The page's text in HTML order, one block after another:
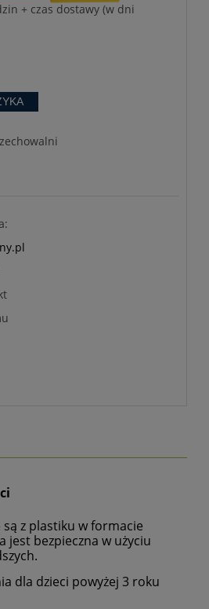
+ czas dostawy (w dni
są z plastiku w formacie
jest bezpieczna w użyciu
dla dzieci powyżej 3 roku